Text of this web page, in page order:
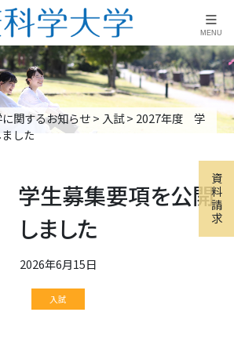
≡
MENU
資
料
請
求
関するお知らせ> 入試> 2027年度 学
した
生募集要項を公開
しました
2026年6月15日
入試